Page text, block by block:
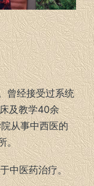
曾经接受过系统
及教学40余
从事中西医的
。
中医药治疗。